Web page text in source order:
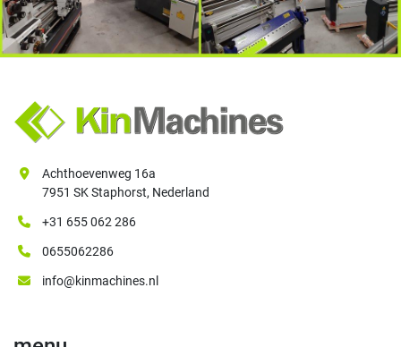
Achthoevenweg 16a
7951 SK Staphorst, Nederland
+31 655 062 286
0655062286
info@kinmachines.nl